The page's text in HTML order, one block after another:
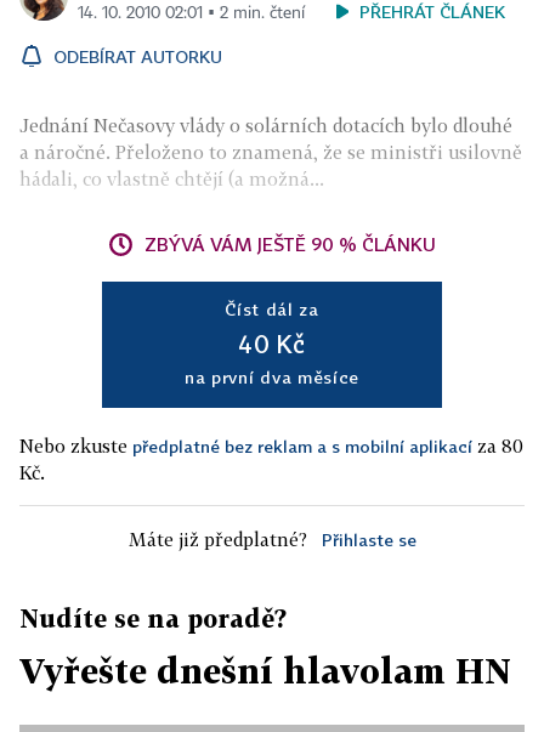
14. 10. 2010 02:01 ▪ 2 min. čtení
PŘEHRÁT ČLÁNEK
ODEBÍRAT AUTORKU
Jednání Nečasovy vlády o solárních dotacích bylo dlouhé
a náročné. Přeloženo to znamená, že se ministři usilovně
hádali, co vlastně chtějí (a možná...
ZBÝVÁ VÁM JEŠTĚ 90 % ČLÁNKU
Číst dál za
40 Kč
na první dva měsíce
Nebo zkuste předplatné bez reklam a s mobilní aplikací za 80
Kč.
Máte již předplatné? Přihlaste se
Nudíte se na poradě?
Vyřešte dnešní hlavolam HN